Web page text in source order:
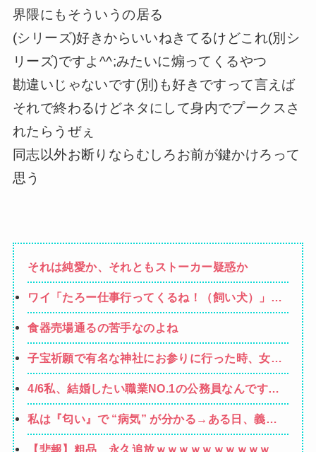
界隈にもそういうの居る
(シリーズ)好きからいいねきてるけどこれ(別シ
リーズ)ですよ^^;みたいに煽ってくるやつ
勘違いじゃないです(別)も好きですって言えば
それで終わるけどネタにして身内でプークスさ
れたらうぜぇ
同志以外お断りならむしろお前が鍵かけろって
思う
それは純愛か、それともストーカー疑惑か
ワイ「たろー仕事行ってくるね！（飼い犬）」犬
「…？（ぷい」
食器売場通るの苦手なのよね
子宝祈願で有名な神社にお参りに行った時、女の
子が生まれるという赤い石を持ち帰ったら男の子
を出産。しばらくしてお礼も兼ねて石を返しに行
こうと思って石を見ると…
4/6私、結婚したい職業NO.1の公務員なんですけ
ど、嫁が子供連れて家出した。全く理由は思いつ
かないけど強いてあげるとすれば母のせいかもし
れない。嫁のせいでアトピー悪化しそう→
私は『匂い』で “病気” が分かる→ある日、義弟
嫁の子供から「ガンの匂い」がし始めたので、夫
【悲報】粗品、永久追放ｗｗｗｗｗｗｗｗｗｗｗ